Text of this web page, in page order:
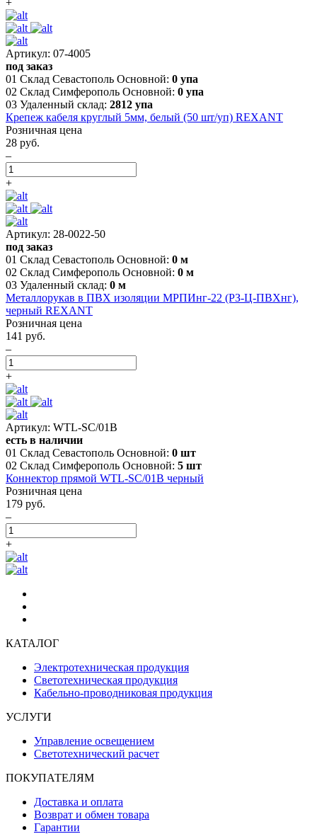
Артикул: 07-4005
под заказ
01 Склад Севастополь Основной: 0 упа
02 Склад Симферополь Основной: 0 упа
03 Удаленный склад: 2812 упа
Крепеж кабеля круглый 5мм, белый (50 шт/уп) REXANT
Розничная цена
28 руб.
–
+
Артикул: 28-0022-50
под заказ
01 Склад Севастополь Основной: 0 м
02 Склад Симферополь Основной: 0 м
03 Удаленный склад: 0 м
Металлорукав в ПВХ изоляции МРПИнг-22 (РЗ-Ц-ПВХнг),
черный REXANT
Розничная цена
141 руб.
–
+
Артикул: WTL-SC/01B
есть в наличии
01 Склад Севастополь Основной: 0 шт
02 Склад Симферополь Основной: 5 шт
Коннектор прямой WTL-SC/01В черный
Розничная цена
179 руб.
–
+
КАТАЛОГ
Электротехническая продукция
Светотехническая продукция
Кабельно-проводниковая продукция
УСЛУГИ
Управление освещением
Светотехнический расчет
ПОКУПАТЕЛЯМ
Доставка и оплата
Возврат и обмен товара
Гарантии